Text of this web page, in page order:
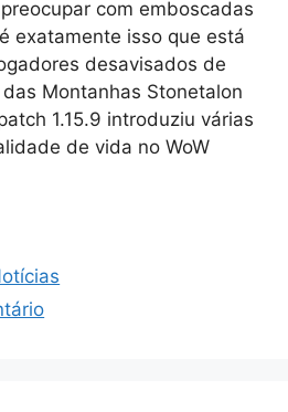
com emboscadas
exatamente isso que está
desavisados ​​​​de
Montanhas Stonetalon
1.15.9 introduziu várias
de vida no WoW